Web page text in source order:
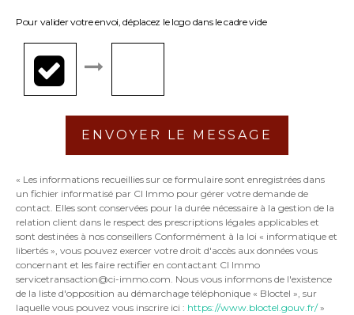
Pour valider votre envoi, déplacez le logo dans le cadre vide
ENVOYER LE MESSAGE
« Les informations recueillies sur ce formulaire sont enregistrées dans
un fichier informatisé par CI Immo pour gérer votre demande de
contact. Elles sont conservées pour la durée nécessaire à la gestion de la
relation client dans le respect des prescriptions légales applicables et
sont destinées à nos conseillers Conformément à la loi « informatique et
libertés », vous pouvez exercer votre droit d'accès aux données vous
concernant et les faire rectifier en contactant CI Immo
servicetransaction@ci-immo.com. Nous vous informons de l'existence
de la liste d'opposition au démarchage téléphonique « Bloctel », sur
laquelle vous pouvez vous inscrire ici : https://www.bloctel.gouv.fr/»